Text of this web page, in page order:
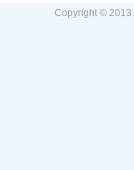
Copyright © 2013